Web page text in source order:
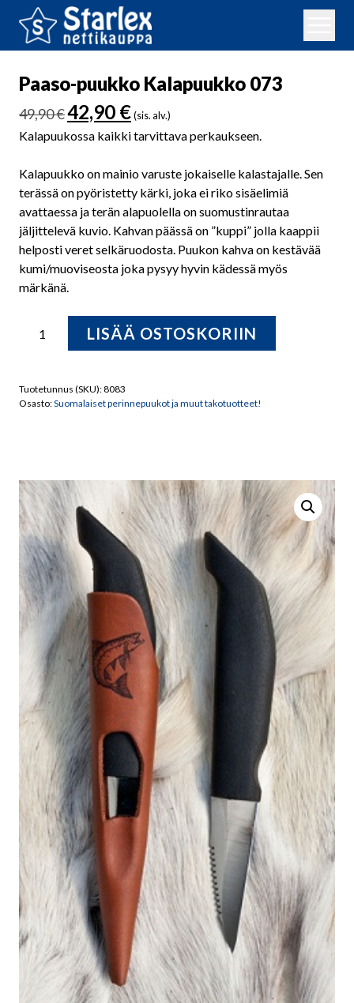
Paaso-puukko Kalapuukko 073
49,90€ Alkuperäinen
hinta
oli:
42,90 €Nykyinen
hinta
on:
(sis. alv.)
Kalapuukossa kaikki tarvittava perkaukseen.
Kalapuukko on mainio varuste jokaiselle kalastajalle. Sen
terässä on pyöristetty kärki, joka ei riko sisäelimiä
avattaessa ja terän alapuolella on suomustinrautaa
jäljittelevä kuvio. Kahvan päässä on ”kuppi” jolla kaappii
helposti veret selkäruodosta. Puukon kahva on kestävää
kumi/muoviseosta joka pysyy hyvin kädessä myös
märkänä.
puukko
määrä
LISÄÄ OSTOSKORIIN
Tuotetunnus (SKU):8083
Osasto:Suomalaiset perinnepuukot ja muut takotuotteet!